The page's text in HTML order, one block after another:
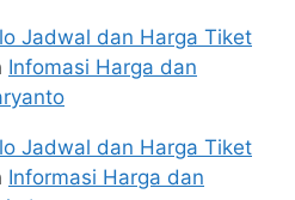
Jadwal dan Harga Tiket
Infomasi Harga dan
Jadwal dan Harga Tiket
Informasi Harga dan